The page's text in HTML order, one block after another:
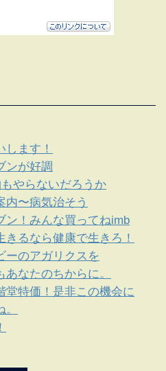
ます！
ンが好調
やらないだろうか
内〜病気治そう
ン！みんな買ってねimb
るなら健康で生きろ！
ーのアガリクスを
なたのちからに。
堂特価！是非この機会に